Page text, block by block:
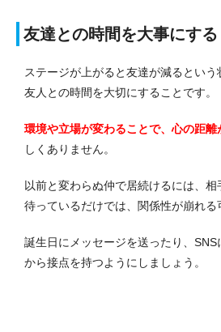
友達との時間を大事にする
ステージが上がると友達が減るという
友人との時間を大切にすることです。
環境や立場が変わることで、心の距離
しくありません。
以前と変わらぬ仲で居続けるには、
待っているだけでは、関係性が崩れる
誕生日にメッセージを送ったり、
から接点を持つようにしましょう。